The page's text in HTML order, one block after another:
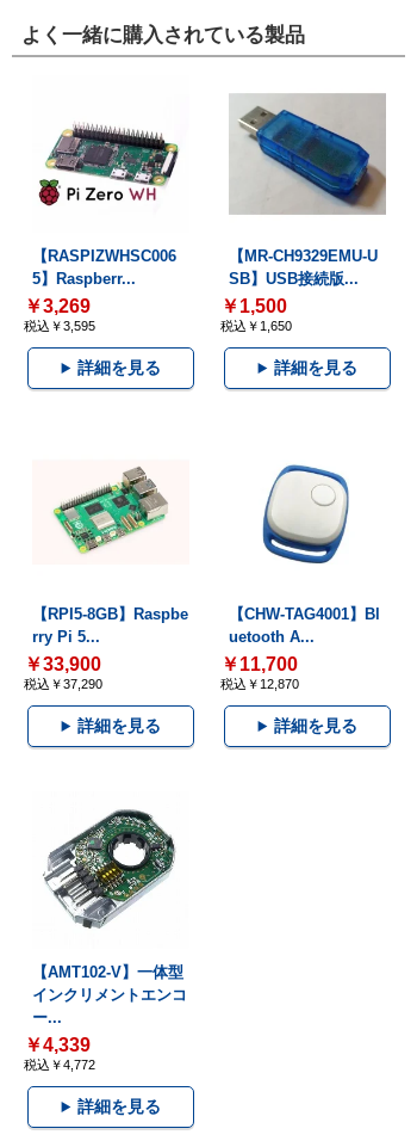
よく一緒に購入されている製品
【RASPIZWHSC006
5】Raspberr...
￥3,269
税込￥3,595
詳細を見る
【MR-CH9329EMU-U
SB】USB接続版...
￥1,500
税込￥1,650
詳細を見る
【RPI5-8GB】Raspbe
rry Pi 5...
￥33,900
税込￥37,290
詳細を見る
【CHW-TAG4001】Bl
uetooth A...
￥11,700
税込￥12,870
詳細を見る
【AMT102-V】一体型
インクリメントエンコ
ー...
￥4,339
税込￥4,772
詳細を見る